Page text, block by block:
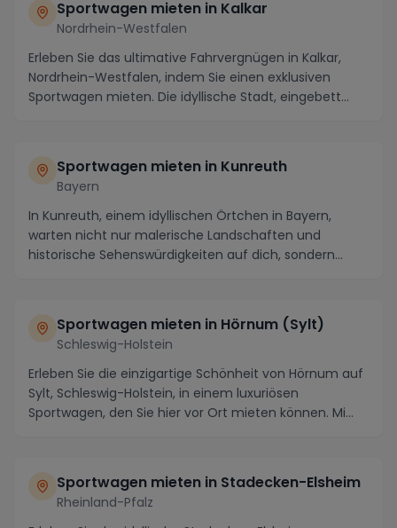
Sportwagen mieten in Kalkar
Nordrhein-Westfalen
Erleben Sie das ultimative Fahrvergnügen in Kalkar,
Nordrhein-Westfalen, indem Sie einen exklusiven
Sportwagen mieten. Die idyllische Stadt, eingebett...
Sportwagen mieten in Kunreuth
Bayern
In Kunreuth, einem idyllischen Örtchen in Bayern,
warten nicht nur malerische Landschaften und
historische Sehenswürdigkeiten auf dich, sondern
Sportwagen mieten in Hörnum (Sylt)
Schleswig-Holstein
Erleben Sie die einzigartige Schönheit von Hörnum auf
Sylt, Schleswig-Holstein, in einem luxuriösen
Sportwagen, den Sie hier vor Ort mieten können. Mi...
Sportwagen mieten in Stadecken-Elsheim
Rheinland-Pfalz